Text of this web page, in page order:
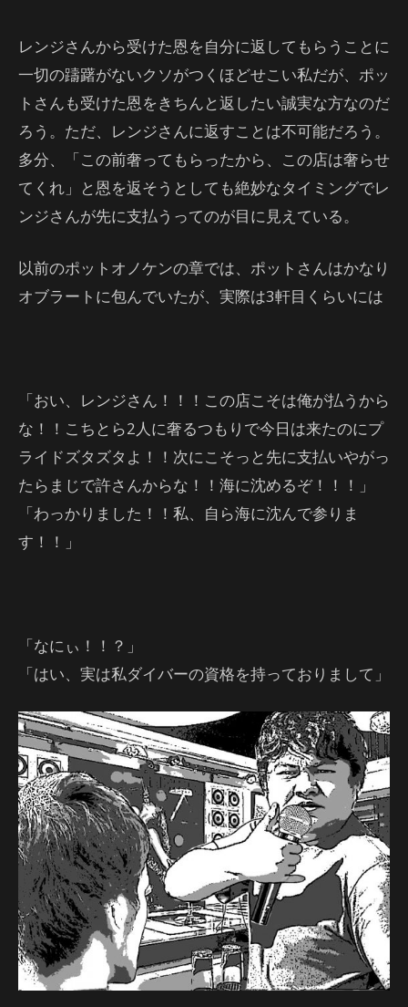
レンジさんから受けた恩を自分に返してもらうことに
一切の躊躇がないクソがつくほどせこい私だが、ポッ
トさんも受けた恩をきちんと返したい誠実な方なのだ
ろう。ただ、レンジさんに返すことは不可能だろう。
多分、「この前奢ってもらったから、この店は奢らせ
てくれ」と恩を返そうとしても絶妙なタイミングでレ
ンジさんが先に支払うってのが目に見えている。
以前のポットオノケンの章では、ポットさんはかなり
オブラートに包んでいたが、実際は3軒目くらいには
「おい、レンジさん！！！この店こそは俺が払うから
な！！こちとら2人に奢るつもりで今日は来たのにプ
ライドズタズタよ！！次にこそっと先に支払いやがっ
たらまじで許さんからな！！海に沈めるぞ！！！」
「わっかりました！！私、自ら海に沈んで参りま
す！！」
「なにぃ！！？」
「はい、実は私ダイバーの資格を持っておりまして」